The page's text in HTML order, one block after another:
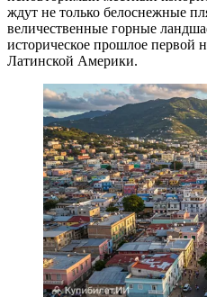
ждут не только белоснежные
величественные горные
историческое прошлое первой
Латинской Америки.